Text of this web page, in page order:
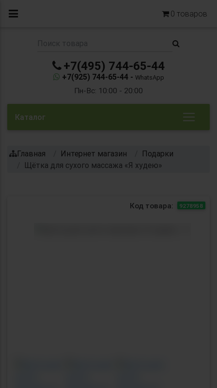
0 товаров
+7(495) 744-65-44
+7(925) 744-65-44 - WhatsApp
Пн-Вс: 10:00 - 20:00
Каталог
Главная Интернет магазин
Подарки
Щётка для сухого массажа «Я худею»
Код товара: 9278958